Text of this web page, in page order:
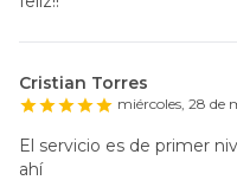
Cristian Torres
miércoles, 28 de
El servicio es de primer
ahí